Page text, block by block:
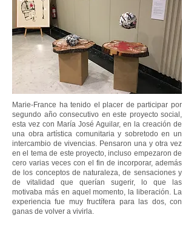
Marie-France ha tenido el placer de participar por
segundo año consecutivo en este proyecto social,
esta vez con María José Aguilar, en la creación de
una obra artística comunitaria y sobretodo en un
intercambio de vivencias. Pensaron una y otra vez
en el tema de este proyecto, incluso empezaron de
cero varias veces con el fin de incorporar, además
de los conceptos de naturaleza, de sensaciones y
de vitalidad que querían sugerir, lo que las
motivaba más en aquel momento, la liberación. La
experiencia fue muy fructífera para las dos, con
ganas de volver a vivirla.